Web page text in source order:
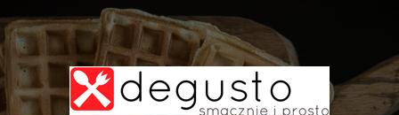
to
content